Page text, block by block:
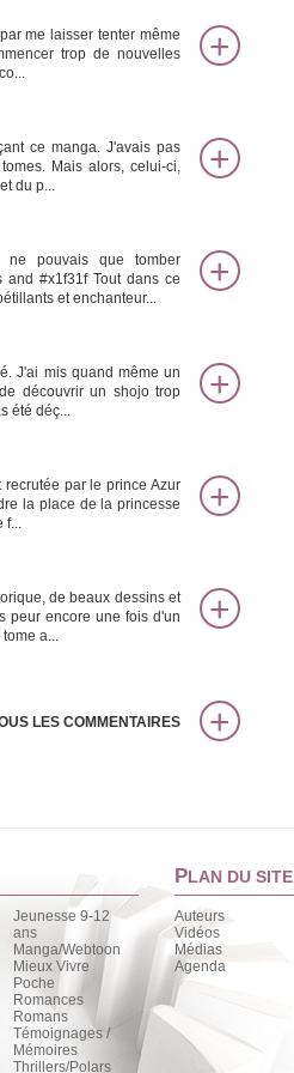
me laisser tenter même
trop de nouvelles
ce manga. J'avais pas
Mais alors, celui-ci,
du p...
ne pouvais que tomber
#x1f31f Tout dans ce
et enchanteur...
J'ai mis quand même un
découvrir un shojo trop
été déç...
par le prince Azur
la place de la princesse
f...
de beaux dessins et
peur encore une fois d'un
a...
LES COMMENTAIRES
Jeunesse 9-12
ans
Manga/Webtoon
Mieux Vivre
Poche
Romances
Romans
Témoignages /
Mémoires
Thrillers/Polars
PLAN DU SITE
Auteurs
Vidéos
Médias
Agenda